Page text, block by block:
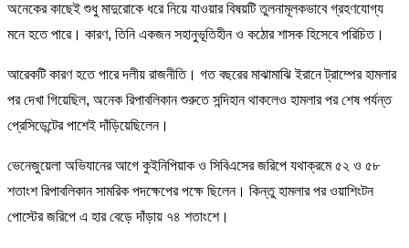
অনেকের কাছেই শুধু মাদুরোকে ধরে নিয়ে যাওয়ার বিষয়টি তুলনামূলকভাবে গ্রহণযোগ্য
মনে হতে পারে। কারণ, তিনি একজন সহানুভূতিহীন ও কঠোর শাসক হিসেবে পরিচিত।
আরেকটি কারণ হতে পারে দলীয় রাজনীতি। গত বছরের মাঝামাঝি ইরানে ট্রাম্পের হামলার
পর দেখা গিয়েছিল, অনেক রিপাবলিকান শুরুতে সন্দিহান থাকলেও হামলার পর শেষ পর্যন্ত
প্রেসিডেন্টের পাশেই দাঁড়িয়েছিলেন।
ভেনেজুয়েলা অভিযানের আগে কুইনিপিয়াক ও সিবিএসের জরিপে যথাক্রমে ৫২ ও ৫৮
শতাংশ রিপাবলিকান সামরিক পদক্ষেপের পক্ষে ছিলেন। কিন্তু হামলার পর ওয়াশিংটন
পোস্টের জরিপে এ হার বেড়ে দাঁড়ায় ৭৪ শতাংশে।